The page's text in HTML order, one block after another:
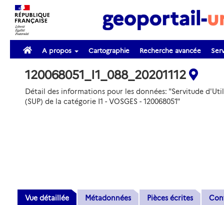
A propos Cartographie Recherche avancée
120068051_I1_088_20201112
Détail des informations pour les données: "Servitude
(SUP) de la catégorie I1 - VOSGES - 120068051"
Vue détaillée Métadonnées Pièces écrites